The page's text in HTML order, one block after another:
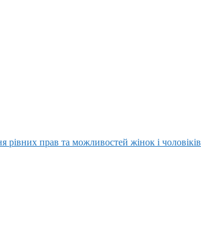
рівних прав та можливостей жінок і чоловіків